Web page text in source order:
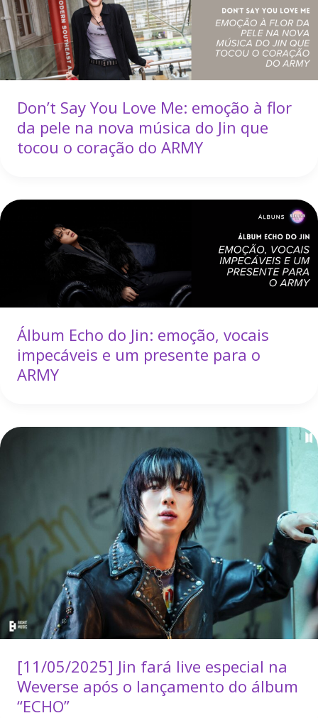
Don’t Say You Love Me: emoção à flor
da pele na nova música do Jin que
tocou o coração do ARMY
Álbum Echo do Jin: emoção, vocais
impecáveis e um presente para o
ARMY
[11/05/2025] Jin fará live especial na
Weverse após o lançamento do álbum
“ECHO”